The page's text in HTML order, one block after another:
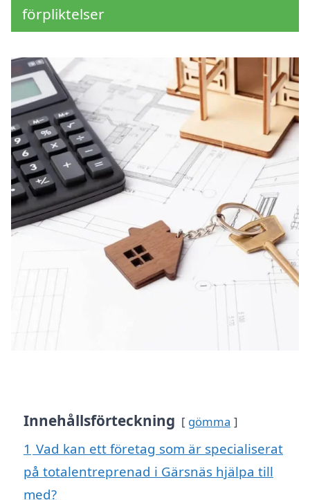
förpliktelser
Innehållsförteckning gömma
1 Vad kan ett företag som är specialiserat
på totalentreprenad i Gärsnäs hjälpa till
med?